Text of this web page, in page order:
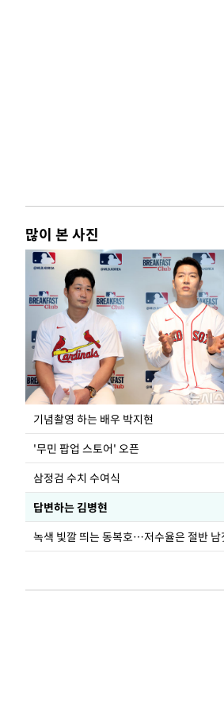
많이 본 사진
기념촬영 하는 배우 박지현
'무민 팝업 스토어' 오픈
삼정검 수치 수여식
답변하는 김병현
녹색 빛깔 띄는 동복호…저수율은 절반 남